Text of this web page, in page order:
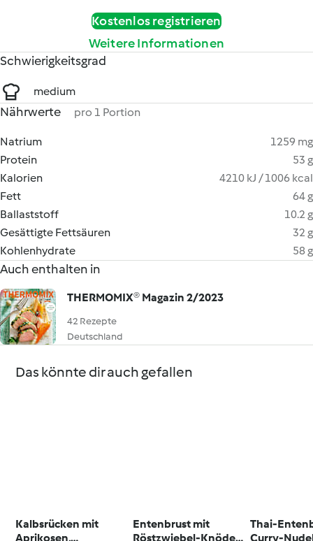
Kostenlos registrieren
Weitere Informationen
Schwierigkeitsgrad
medium
Nährwerte pro 1 Portion
Natrium
1259 mg
Protein
53 g
Kalorien
4210 kJ / 1006 kcal
Fett
64 g
Ballaststoff
10.2 g
Gesättigte Fettsäuren
32 g
Kohlenhydrate
58 g
Auch enthalten in
THERMOMIX® Magazin 2/2023
42 Rezepte
Deutschland
Das könnte dir auch gefallen
Kalbsrücken mit
Aprikosen,
Entenbrust mit
Röstzwiebel-Knödel
Thai-
Curry-